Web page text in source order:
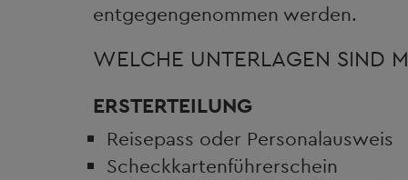
entgegengenommen werden.
WELCHE UNTERLAGEN SIND
ERSTERTEILUNG
Reisepass oder Personalausweis
Scheckkartenführerschein